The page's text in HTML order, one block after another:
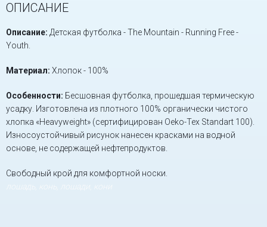
ОПИСАНИЕ
Описание: Детская футболка - The Mountain - Running Free -
Youth.
Материал: Хлопок - 100%
Особенности: Бесшовная футболка, прошедшая термическую
усадку. Изготовлена из плотного 100% органически чистого
хлопка «Heavyweight» (сертифицирован Oeko-Tex Standart 100).
Износоустойчивый рисунок нанесен красками на водной
основе, не содержащей нефтепродуктов.
Свободный крой для комфортной носки.
лошадь, конь, лошади, кони